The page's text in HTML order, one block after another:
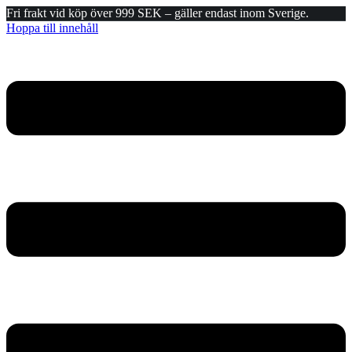
Fri frakt vid köp över 999 SEK – gäller endast inom Sverige.
Hoppa till innehåll